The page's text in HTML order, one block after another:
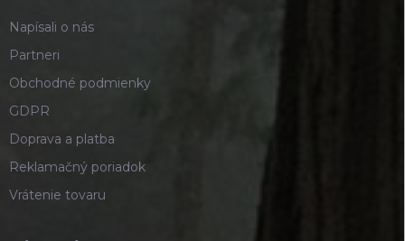
Napísali o nás
Partneri
Obchodné podmienky
GDPR
Doprava a platba
Reklamačný poriadok
Vrátenie tovaru